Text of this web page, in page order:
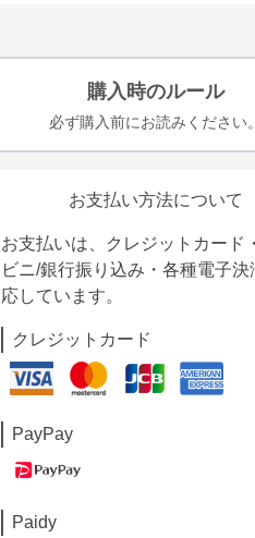
購入時のルール
必ず購入前にお読みください。
お支払い方法について
お支払いは、クレジットカード
ビニ/銀行振り込み・各種電子決
応しています。
クレジットカード
PayPay
Paidy